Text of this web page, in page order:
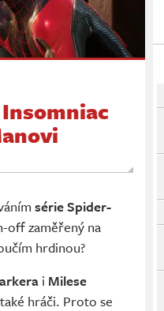
série Spider-
off zaměřený na
hrdinou?
i Milese
hráči. Proto se